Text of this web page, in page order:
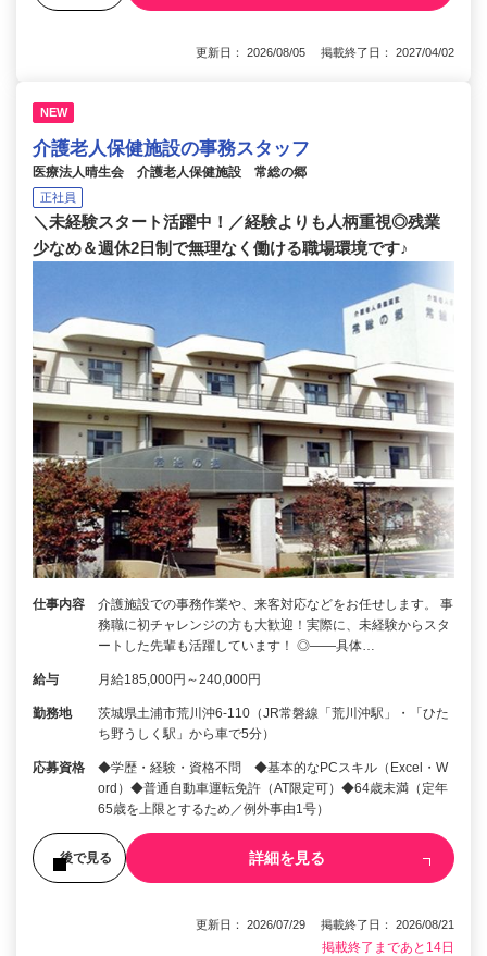
更新日： 2026/08/05 掲載終了日： 2027/04/02
NEW
介護老人保健施設の事務スタッフ
医療法人晴生会 介護老人保健施設 常総の郷
正社員
＼未経験スタート活躍中！／経験よりも人柄重視◎残業
少なめ＆週休2日制で無理なく働ける職場環境です♪
仕事内容
介護施設での事務作業や、来客対応などをお任せします。 事
務職に初チャレンジの方も大歓迎！実際に、未経験からスタ
ートした先輩も活躍しています！ ◎――具体…
給与 月給185,000円～240,000円
勤務地
茨城県土浦市荒川沖6-110（JR常磐線「荒川沖駅」・「ひた
ち野うしく駅」から車で5分）
応募資格
◆学歴・経験・資格不問 ◆基本的なPCスキル（Excel・W
ord）◆普通自動車運転免許（AT限定可）◆64歳未満（定年
65歳を上限とするため／例外事由1号）
後で見る 詳細を見る
更新日： 2026/07/29 掲載終了日： 2026/08/21
掲載終了まであと14日